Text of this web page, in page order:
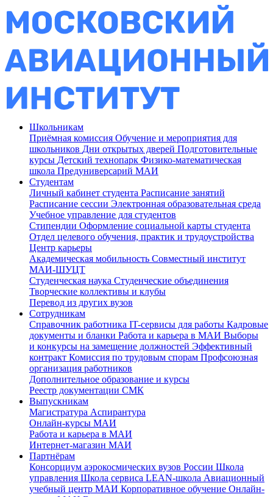
Школьникам
Приёмная комиссия Обучение и мероприятия для
школьников Дни открытых дверей Подготовительные
курсы Детский технопарк Физико-математическая
школа Предуниверсарий МАИ
Студентам
Личный кабинет студента Расписание занятий
Расписание сессии Электронная образовательная среда
Учебное управление для студентов
Стипендии Оформление социальной карты студента
Отдел целевого обучения, практик и трудоустройства
Центр карьеры
Академическая мобильность Совместный институт
МАИ-ШУЦТ
Студенческая наука Студенческие объединения
Творческие коллективы и клубы
Перевод из других вузов
Сотрудникам
Cправочник работника IT-сервисы для работы Кадровые
документы и бланки Работа и карьера в МАИ Выборы
и конкурсы на замещение должностей Эффективный
контракт Комиссия по трудовым спорам Профсоюзная
организация работников
Дополнительное образование и курсы
Реестр документации СМК
Выпускникам
Магистратура Аспирантура
Онлайн-курсы МАИ
Работа и карьера в МАИ
Интернет-магазин МАИ
Партнёрам
Консорциум аэрокосмических вузов России Школа
управления Школа сервиса LEAN-школа Авиационный
учебный центр МАИ Корпоративное обучение Онлайн-